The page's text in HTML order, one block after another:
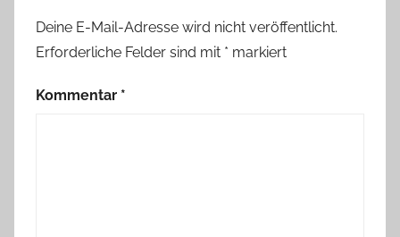
Deine E-Mail-Adresse wird nicht veröffentlicht.
Erforderliche Felder sind mit * markiert
Kommentar *